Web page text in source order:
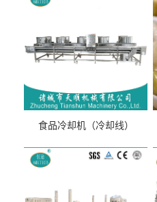
食品冷却机（冷却线）